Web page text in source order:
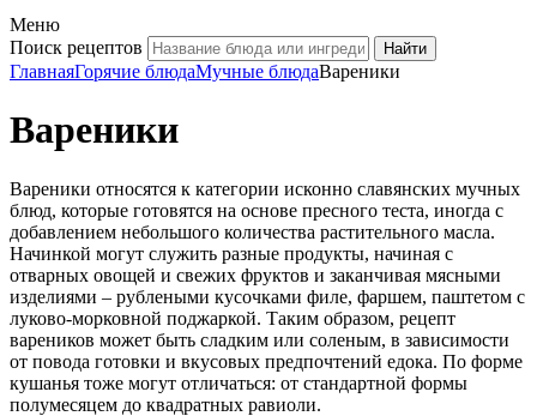
Меню
Поиск рецептов
ГлавнаяГорячие блюдаМучные блюдаВареники
Вареники
Вареники относятся к категории исконно славянских мучных
блюд, которые готовятся на основе пресного теста, иногда с
добавлением небольшого количества растительного масла.
Начинкой могут служить разные продукты, начиная с
отварных овощей и свежих фруктов и заканчивая мясными
изделиями – рублеными кусочками филе, фаршем, паштетом с
луково-морковной поджаркой. Таким образом, рецепт
вареников может быть сладким или соленым, в зависимости
от повода готовки и вкусовых предпочтений едока. По форме
кушанья тоже могут отличаться: от стандартной формы
полумесяцем до квадратных равиоли.